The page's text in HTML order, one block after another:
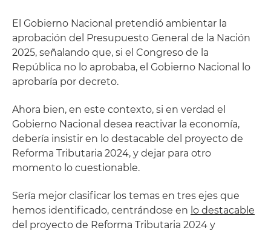
El Gobierno Nacional pretendió ambientar la
aprobación del Presupuesto General de la Nación
2025, señalando que, si el Congreso de la
República no lo aprobaba, el Gobierno Nacional lo
aprobaría por decreto.
Ahora bien, en este contexto, si en verdad el
Gobierno Nacional desea reactivar la economía,
debería insistir en lo destacable del proyecto de
Reforma Tributaria 2024, y dejar para otro
momento lo cuestionable.
Sería mejor clasificar los temas en tres ejes que
hemos identificado, centrándose en lo destacable
del proyecto de Reforma Tributaria 2024 y